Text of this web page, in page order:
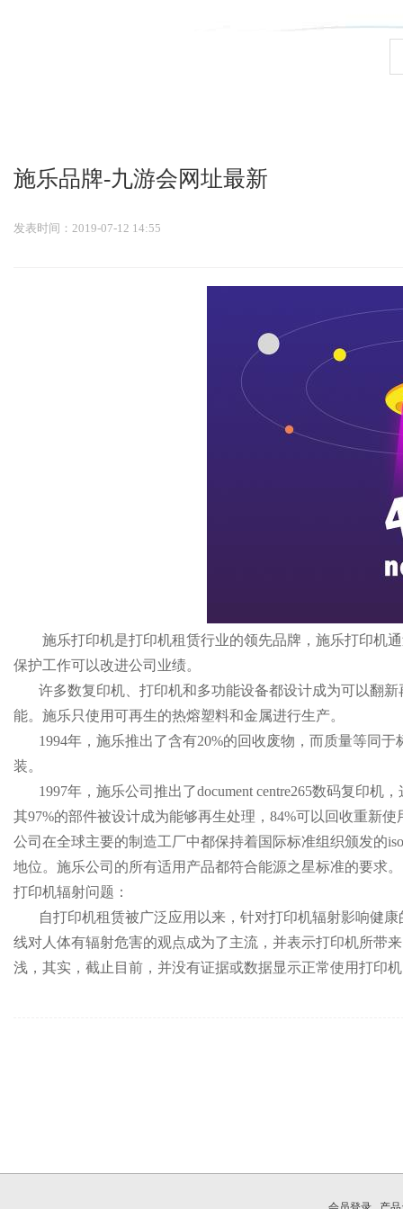
施乐品牌-九游会网址最新
发表时间：2019-07-12 14:55
施乐打印机是打印机租赁行业的领先品牌，施乐打印机
保护工作可以改进公司业绩。
许多数复印机、打印机和多功能设备都设计成为可以翻新
能。施乐只使用可再生的热熔塑料和金属进行生产。
1994年，施乐推出了含有20%的回收废物，而质量等同于
装。
1997年，施乐公司推出了document centre265数码复印机
其97%的部件被设计成为能够再生处理，84%可以回收重新
公司在全球主要的制造工厂中都保持着国际标准组织颁发的
地位。施乐公司的所有适用产品都符合能源之星标准的要求。
打印机辐射问题：
自打印机租赁被广泛应用以来，针对打印机辐射影响健康
线对人体有辐射危害的观点成为了主流，并表示打印机所带
浅，其实，截止目前，并没有证据或数据显示正常使用打印